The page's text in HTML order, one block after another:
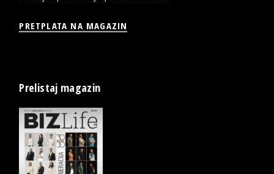
PRETPLATA NA MAGAZIN
Prelistaj magazin